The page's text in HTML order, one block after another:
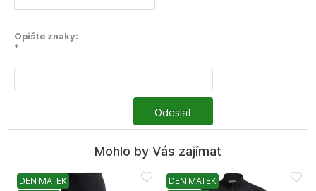
Opište znaky:
*
Odeslat
Mohlo by Vás zajímat
DEN MATEK
DEN MATEK